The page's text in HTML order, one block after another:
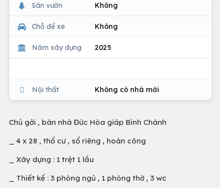
Sân vườn Không
Chỗ để xe Không
Năm xây dựng 2025
Nội thất Không có nhà mới
Chủ gởi , bán nhà Đức Hòa giáp Bình Chánh
_ 4 x 28 , thổ cư , sổ riêng , hoàn công
_ Xây dựng : 1 trệt 1 lầu
_ Thiết kế : 3 phòng ngủ , 1 phòng thờ , 3 wc